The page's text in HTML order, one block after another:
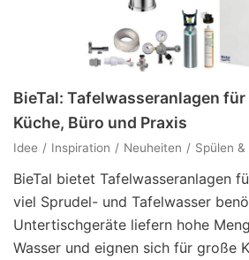
BieTal: Tafelwasseranlagen
Küche, Büro und Praxis
Idee Inspiration Neuheiten Spülen
BieTal bietet Tafelwasseranlagen
viel Sprudel- und Tafelwasser
Untertischgeräte liefern hohe
Wasser und eignen sich für große